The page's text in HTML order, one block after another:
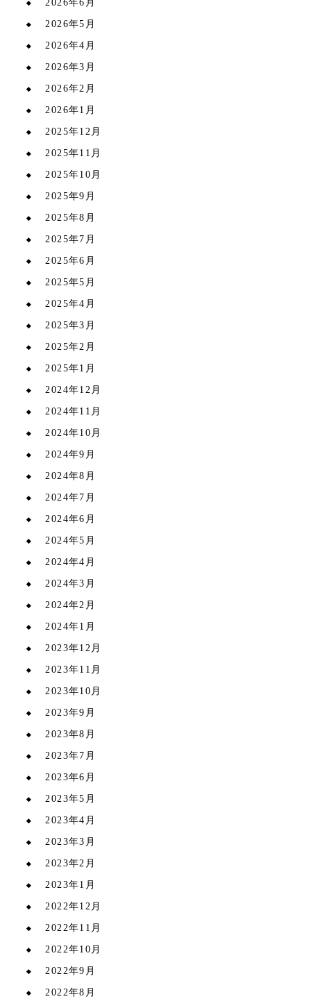
2026年6月
2026年5月
2026年4月
2026年3月
2026年2月
2026年1月
2025年12月
2025年11月
2025年10月
2025年9月
2025年8月
2025年7月
2025年6月
2025年5月
2025年4月
2025年3月
2025年2月
2025年1月
2024年12月
2024年11月
2024年10月
2024年9月
2024年8月
2024年7月
2024年6月
2024年5月
2024年4月
2024年3月
2024年2月
2024年1月
2023年12月
2023年11月
2023年10月
2023年9月
2023年8月
2023年7月
2023年6月
2023年5月
2023年4月
2023年3月
2023年2月
2023年1月
2022年12月
2022年11月
2022年10月
2022年9月
2022年8月